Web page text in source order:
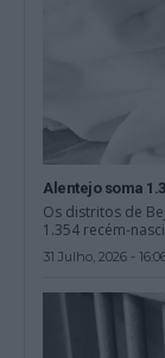
Alentejo soma
Os distritos de
1.354 recém-
31 Julho, 2026 -